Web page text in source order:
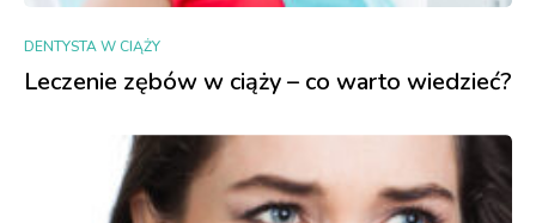
DENTYSTA W CIĄŻY
Leczenie zębów w ciąży – co warto wiedzieć?